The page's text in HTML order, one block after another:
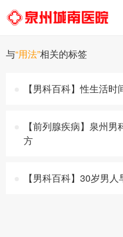
与“用法”相关的标签
【男科百科】性生活
【前列腺疾病】泉州
方
【男科百科】30岁男